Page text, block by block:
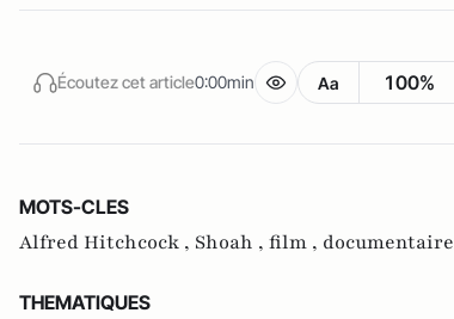
Écoutez cet article0:00min Aa 100%
MOTS-CLES
Alfred Hitchcock , Shoah , film ,
THEMATIQUES